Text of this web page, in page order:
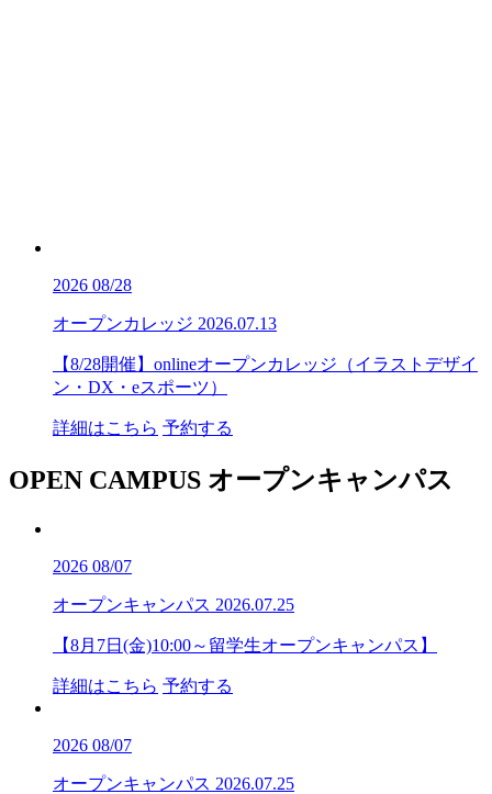
2026 08/28
オープンカレッジ 2026.07.13
【8/28開催】onlineオープンカレッジ（イラストデザイ
ン・DX・eスポーツ）
詳細はこちら 予約する
OPEN CAMPUS オープンキャンパス
2026 08/07
オープンキャンパス 2026.07.25
【8月7日(金)10:00～留学生オープンキャンパス】
詳細はこちら 予約する
2026 08/07
オープンキャンパス 2026.07.25